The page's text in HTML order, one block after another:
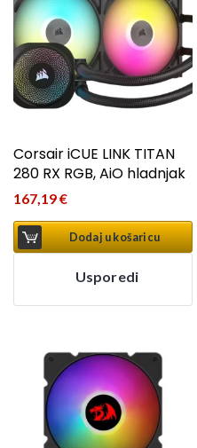
Corsair iCUE LINK TITAN
280 RX RGB, AiO hladnjak
167,19€
Dodaj u košaricu
Usporedi